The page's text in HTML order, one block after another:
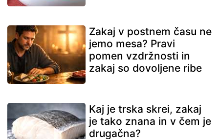
Zakaj v postnem času ne
jemo mesa? Pravi
pomen vzdržnosti in
zakaj so dovoljene ribe
Kaj je trska skrei, zakaj
je tako znana in v čem je
drugačna?